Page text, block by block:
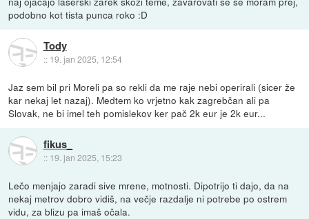
podobno kot tista punca roko :D
Tody
:: 19. jan 2025, 12:54
Jaz sem bil pri Moreli pa so rekli da me raje nebi operirali (sicer že
kar nekaj let nazaj). Medtem ko vrjetno kak zagrebčan ali pa
Slovak, ne bi imel teh pomislekov ker pač 2k eur je 2k eur...
fikus_
:: 19. jan 2025, 15:23
Lečo menjajo zaradi sive mrene, motnosti. Dipotrijo ti dajo, da na
nekaj metrov dobro vidiš, na večje razdalje ni potrebe po ostrem
vidu, za blizu pa imaš očala.